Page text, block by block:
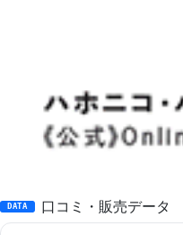
DATA 口コミ・販売データ